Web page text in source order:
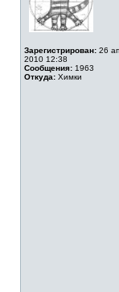
Зарегистрирован: 26
2010 12:38
Сообщения: 1963
Откуда: Химки